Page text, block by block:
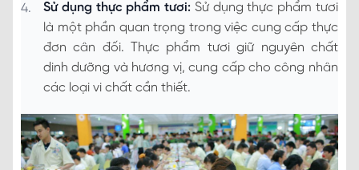
Sử dụng thực phẩm tươi: Sử dụng thực phẩm tươi
là một phần quan trọng trong việc cung cấp thực
đơn cân đối. Thực phẩm tươi giữ nguyên chất
dinh dưỡng và hương vị, cung cấp cho công nhân
các loại vi chất cần thiết.